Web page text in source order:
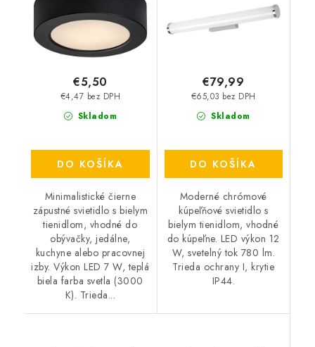
Skladom
€4,47 bez DPH
€5,50
DO KOŠÍKA
Minimalistické čierne
zápustné svietidlo s bielym
tienidlom, vhodné do
obývačky, jedálne,
kuchyne alebo pracovnej
izby. Výkon LED 7 W, teplá
biela farba svetla (3000
K). Trieda...
Skladom
€65,03 bez DPH
€79,99
DO KOŠÍKA
Moderné chrómové
kúpeľňové svietidlo s
bielym tienidlom, vhodné
do kúpeľne. LED výkon 12
W, svetelný tok 780 lm.
Trieda ochrany I, krytie
IP44.